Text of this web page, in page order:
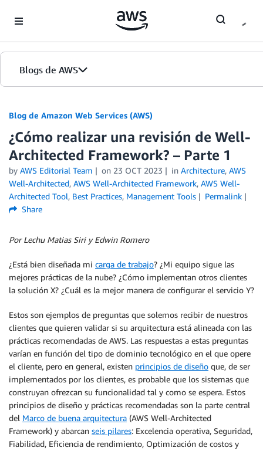
Blogs de AWS
Inicio
Ediciones
Blog de Amazon Web Services (AWS)
¿Cómo realizar una revisión de Well-
Architected Framework? – Parte 1
by AWS Editorial Team on 23 OCT 2023 in Architecture, AWS
Well-Architected, AWS Well-Architected Framework, AWS Well-
Architected Tool, Best Practices, Management Tools
Permalink
Share
Por Lechu Matias Siri y Edwin Romero
¿Está bien diseñada mi carga de trabajo? ¿Mi equipo sigue las
mejores prácticas de la nube? ¿Cómo implementan otros clientes
la solución X? ¿Cuál es la mejor manera de configurar el servicio Y?
Estos son ejemplos de preguntas que solemos recibir de nuestros
clientes que quieren validar si su arquitectura está alineada con las
prácticas recomendadas de AWS. Las respuestas a estas preguntas
varían en función del tipo de dominio tecnológico en el que opere
el cliente, pero en general, existen principios de diseño que, de ser
implementados por los clientes, es probable que los sistemas que
construyan ofrezcan su funcionalidad tal y como se espera. Estos
principios de diseño y prácticas recomendadas son la parte central
del Marco de buena arquitectura (AWS Well-Architected
Framework) y abarcan seis pilares: Excelencia operativa, Seguridad,
Fiabilidad, Eficiencia de rendimiento, Optimización de costos y